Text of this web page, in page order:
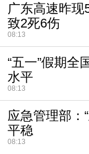
广东高速昨现
致2死6伤
08:13
“五一”假期全
水平
08:13
应急管理部：
平稳
08:13